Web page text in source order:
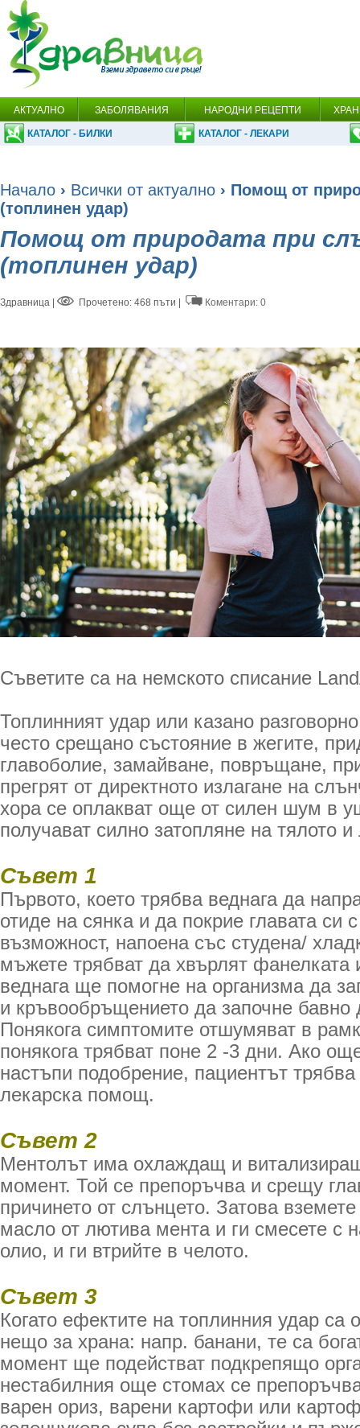
АКТУАЛНО ЗАБОЛЯВАНИЯ НАРОДНИ РЕЦЕПТИ
КАТАЛОГ - БИЛКИ КАТАЛОГ - ЛЕКАРИ
Начало › Всички от актуално › Помощ от
(топлинен удар)
Помощ от природата при
(топлинен удар)
Здравница Прочетено: 468 пъти | Коментари: 0
Съветите са на немското списание
Топлинният удар или казано
често срещано състояние в жегите,
главоболие, замайване, повръщане,
прегрят от директното излагане на
хора се оплакват още от силен шум в
получават силно затопляне на тялото и
Съвет 1
Първото, което трябва веднага да
отиде на сянка и да покрие главата си
възможност, напоена със студена/
мъжете трябват да хвърлят фанелката
веднага ще помогне на организма да
и кръвообръщението да започне бавно
Понякога симптомите отшумяват в
понякога трябват поне 2 -3 дни. Ако
настъпи подобрение, пациентът
лекарска помощ.
Съвет 2
Ментолът има охлаждащ и
момент. Той се препоръчва и срещу
причинето от слънцето. Затова
масло от лютива мента и ги смесете с
олио, и ги втрийте в челото.
Съвет 3
Когато ефектите на топлинния удар са
нещо за храна: напр. банани, те са
момент ще подействат подкрепящо
нестабилния още стомах се
варен ориз, варени картофи или